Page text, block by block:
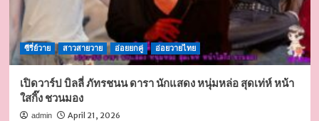
ซีรี่ย์วาย สาวสายวาย อ่อยยกคู่ อ่อยวายไทย
เปิดวาร์ป บิลลี่ ภัทรชนน ดารา นักแสดง หนุ่มหล่อ สุดเท่ห์ หน้า
ใสกิ๊ง ชวนมอง
admin April 21, 2026